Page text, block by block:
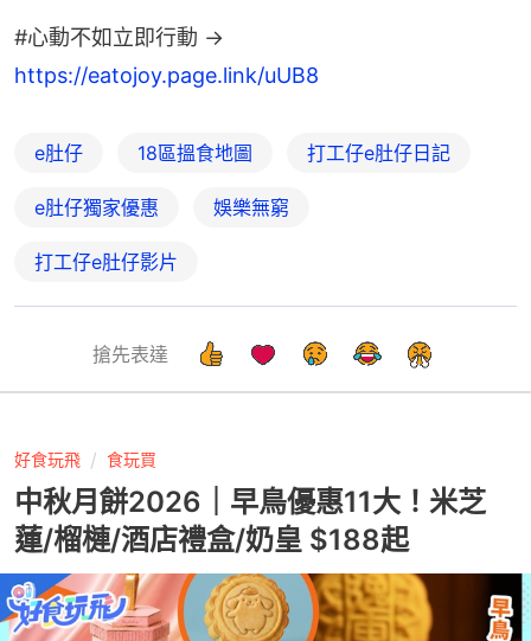
https://eatojoy.page.link/uUB8
e肚仔 18區搵食地圖 打工仔e肚仔日記
e肚仔獨家優惠 娛樂無窮
打工仔e肚仔影片
搶先表達
好食玩飛 食玩買
中秋月餅2026｜早鳥優惠11大！米芝
蓮/榴槤/酒店禮盒/奶皇 $188起